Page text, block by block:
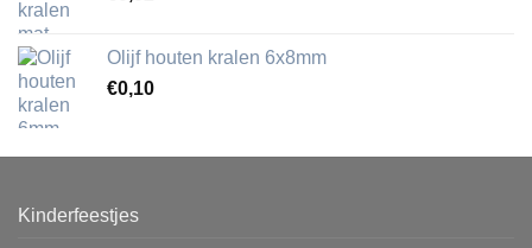
Olijf houten kralen 6x8mm
€0,10
Kinderfeestjes